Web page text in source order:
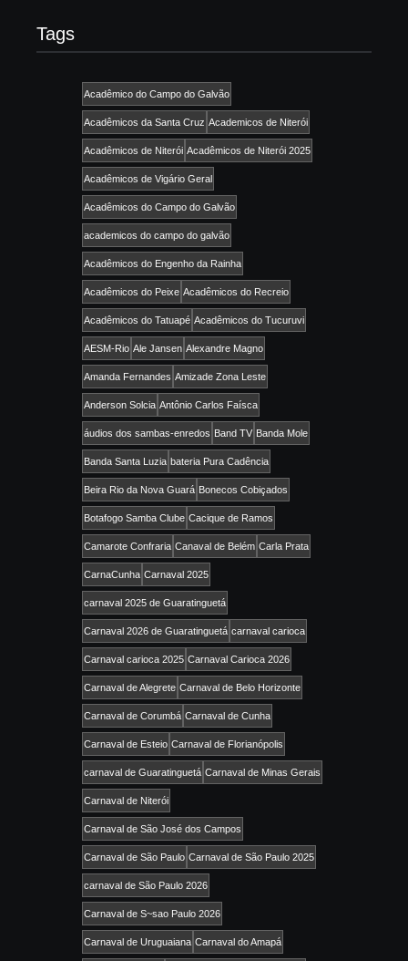
Tags
Acadêmico do Campo do Galvão
Acadêmicos da Santa Cruz Academicos de Niterói
Acadêmicos de Niterói Acadêmicos de Niterói 2025
Acadêmicos de Vigário Geral
Acadêmicos do Campo do Galvão
academicos do campo do galvão
Acadêmicos do Engenho da Rainha
Acadêmicos do Peixe Acadêmicos do Recreio
Acadêmicos do Tatuapé Acadêmicos do Tucuruvi
AESM-Rio Ale Jansen Alexandre Magno
Amanda Fernandes Amizade Zona Leste
Anderson Solcia Antônio Carlos Faísca
áudios dos sambas-enredos Band TV Banda Mole
Banda Santa Luzia bateria Pura Cadência
Beira Rio da Nova Guará Bonecos Cobiçados
Botafogo Samba Clube Cacique de Ramos
Camarote Confraria Canaval de Belém Carla Prata
CarnaCunha Carnaval 2025
carnaval 2025 de Guaratinguetá
Carnaval 2026 de Guaratinguetá carnaval carioca
Carnaval carioca 2025 Carnaval Carioca 2026
Carnaval de Alegrete Carnaval de Belo Horizonte
Carnaval de Corumbá Carnaval de Cunha
Carnaval de Esteio Carnaval de Florianópolis
carnaval de Guaratinguetá Carnaval de Minas Gerais
Carnaval de Niterói
Carnaval de São José dos Campos
Carnaval de São Paulo Carnaval de São Paulo 2025
carnaval de São Paulo 2026
Carnaval de S~sao Paulo 2026
Carnaval de Uruguaiana Carnaval do Amapá